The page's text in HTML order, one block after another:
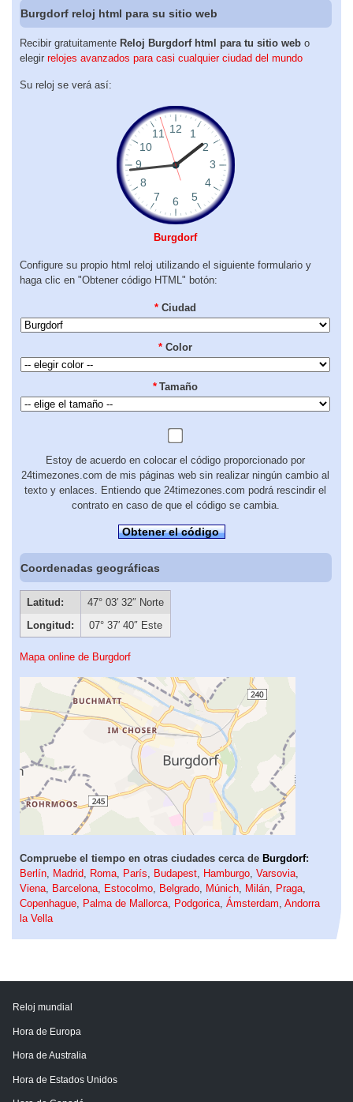
Burgdorf reloj html para su sitio web
Recibir gratuitamente Reloj Burgdorf html para tu sitio web o
elegir relojes avanzados para casi cualquier ciudad del mundo
Su reloj se verá así:
Burgdorf
Configure su propio html reloj utilizando el siguiente formulario y
haga clic en "Obtener código HTML" botón:
* Ciudad
* Color
* Tamaño
Estoy de acuerdo en colocar el código proporcionado por
24timezones.com de mis páginas web sin realizar ningún cambio al
texto y enlaces. Entiendo que 24timezones.com podrá rescindir el
contrato en caso de que el código se cambia.
Obtener el código
Coordenadas geográficas
Latitud:
47° 03′ 32″ Norte
Longitud:
07° 37′ 40″ Este
Mapa online de Burgdorf
Compruebe el tiempo en otras ciudades cerca de Burgdorf:
Berlín
Madrid Roma París Budapest Hamburgo Varsovia
Viena
Barcelona Estocolmo Belgrado Múnich Milán Praga
Copenhague
Palma de Mallorca Podgorica Ámsterdam Andorra
la Vella
Reloj mundial
Hora de Europa
Hora de Australia
Hora de Estados Unidos